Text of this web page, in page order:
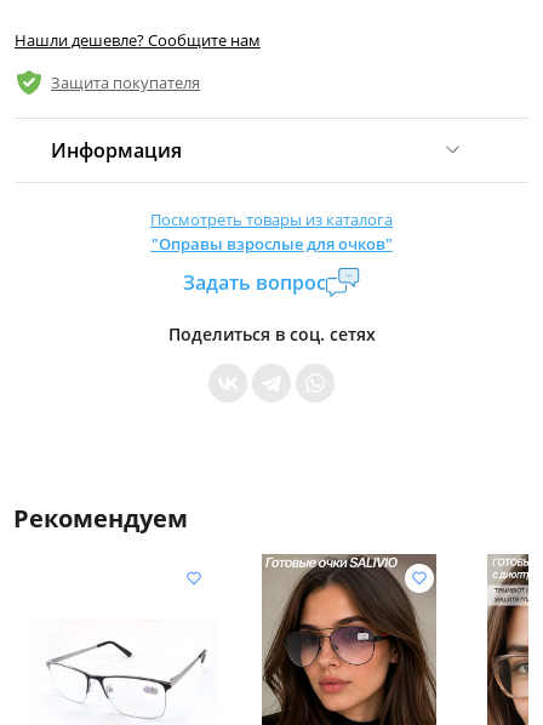
Нашли дешевле? Сообщите нам
Защита покупателя
Информация
Страна производитель:Китай
Уровень доступа:0
* Общие условия читайте в правилах сайта
Посмотреть товары из каталога
"Оправы взрослые для очков"
Задать вопрос
Поделиться в соц. сетях
Рекомендуем